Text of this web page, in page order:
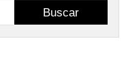
Buscar